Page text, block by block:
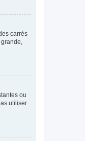
carrés
ou
utiliser